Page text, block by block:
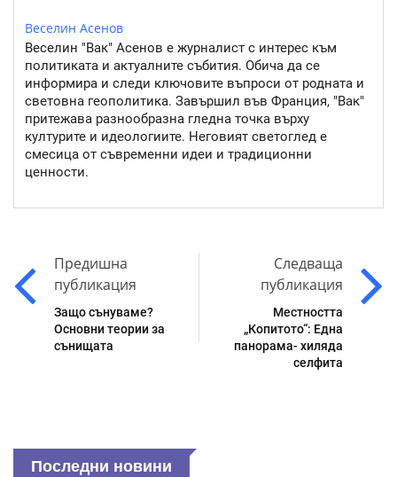
Веселин Асенов
Веселин "Вак" Асенов е журналист с интерес към
политиката и актуалните събития. Обича да се
информира и следи ключовите въпроси от родната и
световна геополитика. Завършил във Франция, "Вак"
притежава разнообразна гледна точка върху
културите и идеологиите. Неговият светоглед е
смесица от съвременни идеи и традиционни
ценности.
Предишна
публикация
Защо сънуваме?
Основни теории за
сънищата
Следваща
публикация
Местността
„Копитото“: Една
панорама- хиляда
селфита
Последни новини